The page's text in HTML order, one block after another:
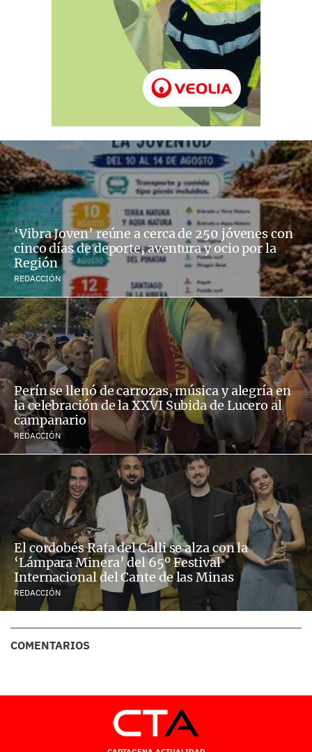
‘Vibra Joven’ reúne a cerca de 250 jóvenes con
cinco días de deporte, aventura y ocio por la
Región
REDACCIÓN
Perín se llenó de carrozas, música y alegría en
la celebración de la XXVI Subida de Lucero al
campanario
REDACCIÓN
El cordobés Rafa del Calli se alza con la
‘Lámpara Minera’ del 65º Festival
Internacional del Cante de las Minas
REDACCIÓN
COMENTARIOS